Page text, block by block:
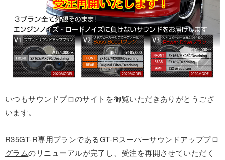
いつもサウンドプロのサイトを御覧いただきありがとうござ
います。
R35GT-R専用プランであるGT-Rスーパーサウンドアッププロ
グラムのリニューアルが完了し、受注を再開させていただく